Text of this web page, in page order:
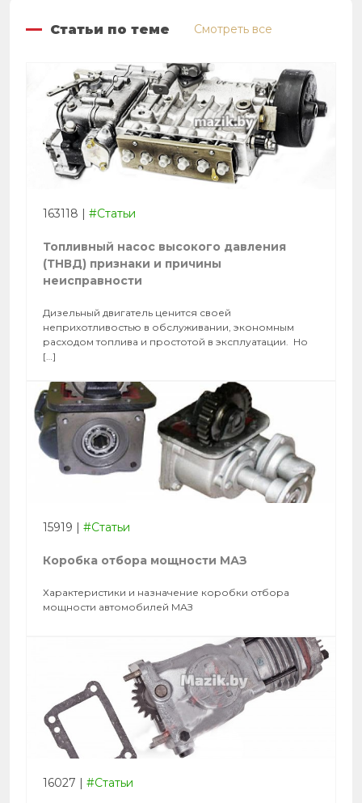
Статьи по теме Смотреть все
163118 | #Статьи
Топливный насос высокого давления
(ТНВД) признаки и причины
неисправности
Дизельный двигатель ценится своей
неприхотливостью в обслуживании, экономным
расходом топлива и простотой в эксплуатации. Но
[…]
15919 | #Статьи
Коробка отбора мощности МАЗ
Характеристики и назначение коробки отбора
мощности автомобилей МАЗ
16027 | #Статьи